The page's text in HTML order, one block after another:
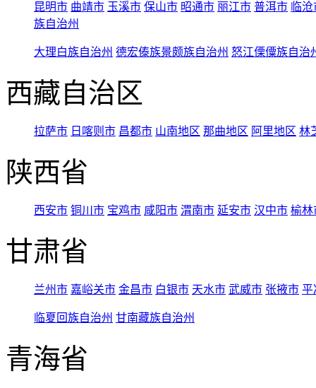
昆明市 曲靖市 玉溪市 保山市 昭通市 丽江市 普洱市 临
族自治州
大理白族自治州 德宏傣族景颇族自治州 怒江傈僳族自治
西藏自治区
拉萨市 日喀则市 昌都市 山南地区 那曲地区 阿里地区 林
陕西省
西安市 铜川市 宝鸡市 咸阳市 渭南市 延安市 汉中市 榆林
甘肃省
兰州市 嘉峪关市 金昌市 白银市 天水市 武威市 张掖市 平
临夏回族自治州 甘南藏族自治州
青海省